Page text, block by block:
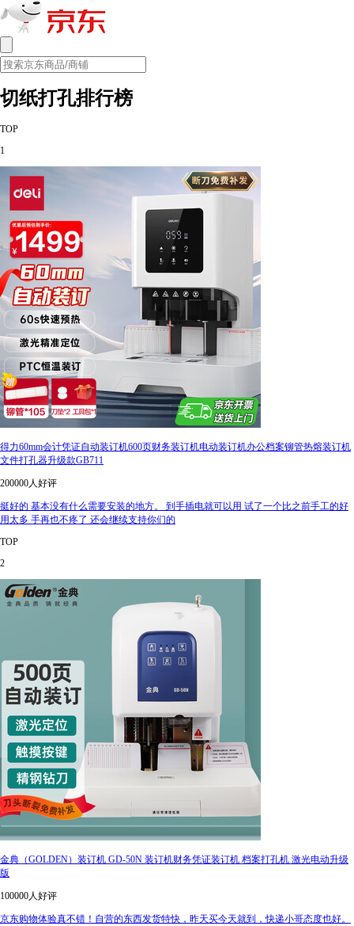
切纸打孔排行榜
TOP
1
得力60mm会计凭证自动装订机600页财务装订机电动装订机办公档案铆管热熔装订机
文件打孔器升级款GB711
200000人好评
挺好的 基本没有什么需要安装的地方。 到手插电就可以用 试了一个比之前手工的好
用太多 手再也不疼了 还会继续支持你们的
TOP
2
金典（GOLDEN）装订机 GD-50N 装订机财务凭证装订机 档案打孔机 激光电动升级
版
100000人好评
京东购物体验真不错！自营的东西发货特快，昨天买今天就到，快递小哥态度也好。